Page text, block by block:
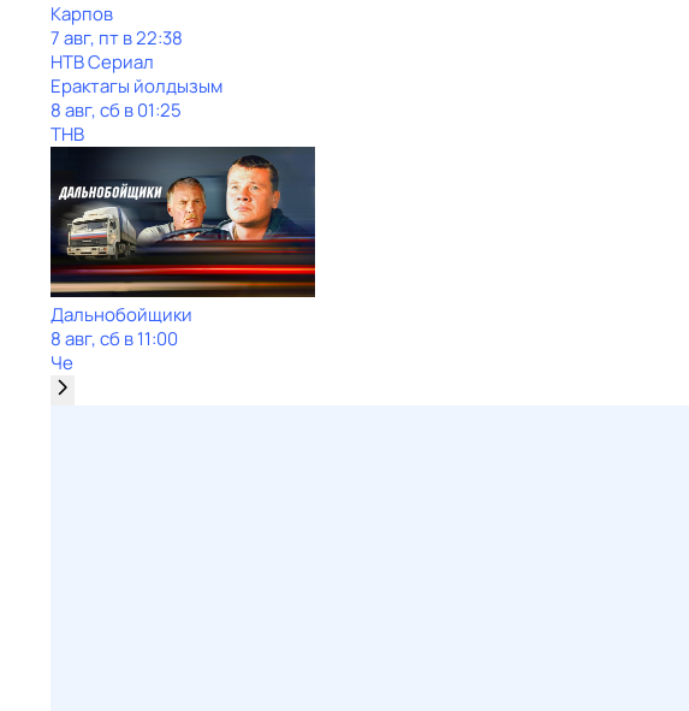
Карпов
7 авг, пт в 22:38
НТВ Сериал
Ерактагы йолдызым
8 авг, сб в 01:25
ТНВ
Дальнобойщики
8 авг, сб в 11:00
Че